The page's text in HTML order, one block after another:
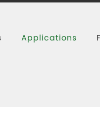
Applications